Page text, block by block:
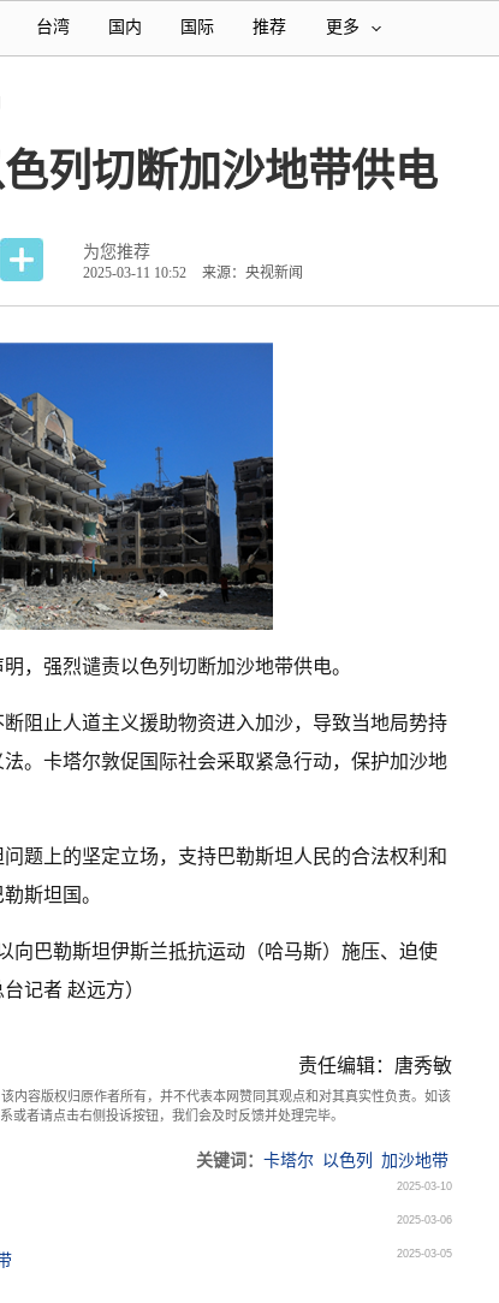
台湾 国内 国际 推荐 更多
列切断加沙地带供电
为您推荐
2025-03-11 10:52 来源：央视新闻
，强烈谴责以色列切断加沙地带供电。
阻止人道主义援助物资进入加沙，导致当地局势持
。卡塔尔敦促国际社会采取紧急行动，保护加沙地
题上的坚定立场，支持巴勒斯坦人民的合法权利和
斯坦国。
向巴勒斯坦伊斯兰抵抗运动（哈马斯）施压、迫使
记者 赵远方）
责任编辑：唐秀敏
内容版权归原作者所有，并不代表本网赞同其观点和对其真实性负责。如该
或者请点击右侧投诉按钮，我们会及时反馈并处理完毕。
关键词： 卡塔尔 以色列
加沙地带
2025-03-10
2025-03-06
2025-03-05